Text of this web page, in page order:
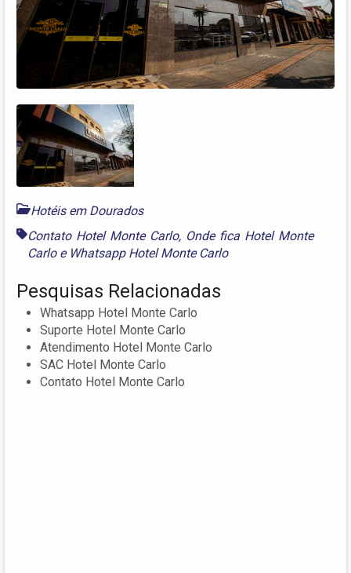
Hotéis em Dourados
Contato Hotel Monte Carlo, Onde fica Hotel Monte
Carloe Whatsapp Hotel Monte Carlo
Pesquisas Relacionadas
Whatsapp Hotel Monte Carlo
Suporte Hotel Monte Carlo
Atendimento Hotel Monte Carlo
SAC Hotel Monte Carlo
Contato Hotel Monte Carlo